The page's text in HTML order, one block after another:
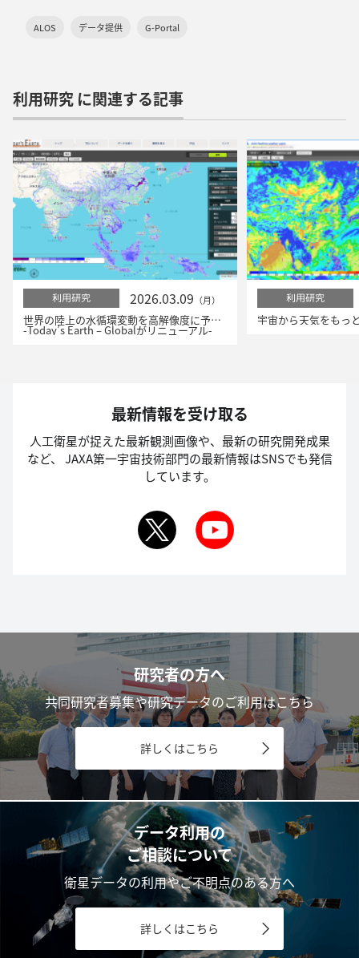
ALOS データ提供 G-Portal
利用研究 に関連する記事
利用研究 2026.03.09 （月）
世界の陸上の水循環変動を高解像度に予測！
-Today’s Earth – Globalがリニューアル-
利用研究
最新情報を受け取る
人工衛星が捉えた最新観測画像や、最新の研究開発成果
など、
JAXA第一宇宙技術部門の最新情報はSNSでも発信
しています。
研究者の方へ
共同研究者募集や研究データのご利用はこちら
詳しくはこちら
データ利用の
ご相談について
衛星データの利用やご不明点のある方へ
詳しくはこちら